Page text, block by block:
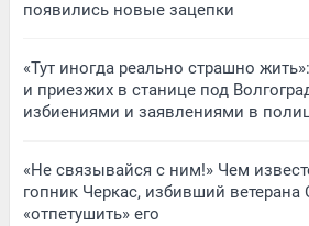
появились новые зацепки
«Тут иногда реально страшно
и приезжих в станице под
избиениями и заявлениями в
«Не связывайся с ним!» Чем
гопник Черкас, избивший
«отпетушить» его